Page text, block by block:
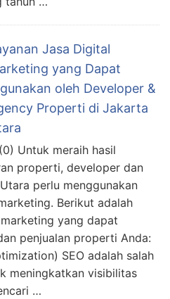
Jasa Digital
yang Dapat
oleh Developer &
Properti di Jakarta
Untuk meraih hasil
properti, developer dan
perlu menggunakan
Berikut adalah
yang dapat
penjualan properti Anda:
SEO adalah salah
meningkatkan visibilitas
…